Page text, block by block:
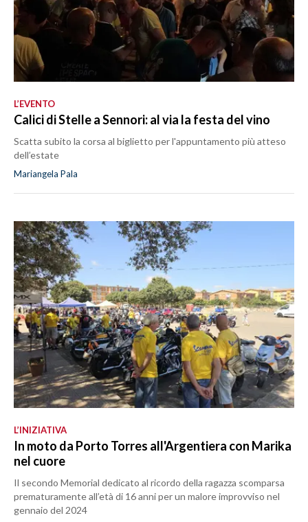
L’EVENTO
Calici di Stelle a Sennori: al via la festa del vino
Scatta subito la corsa al biglietto per l'appuntamento più atteso
dell’estate
Mariangela Pala
L’INIZIATIVA
In moto da Porto Torres all'Argentiera con Marika
nel cuore
Il secondo Memorial dedicato al ricordo della ragazza scomparsa
prematuramente all’età di 16 anni per un malore improvviso nel
gennaio del 2024